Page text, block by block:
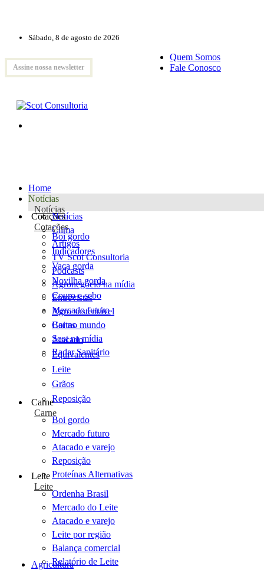
Sábado, 8 de agosto de 2026
Assine nossa newsletter
Quem Somos
Fale Conosco
Home
Notícias
Notícias
Notícias
Clima
Artigos
TV Scot Consultoria
Podcasts
Agronegócio na mídia
Entrevistas
Agro sustentável
Cartas
Scot na mídia
Radar Sanitário
Cotações
Cotações
Boi gordo
Indicadores
Vaca gorda
Novilha gorda
Couro e sebo
Mercado futuro
Boi no mundo
Atacado
Equivalentes
Leite
Grãos
Reposição
Carne
Carne
Boi gordo
Mercado futuro
Atacado e varejo
Reposição
Proteínas Alternativas
Leite
Leite
Ordenha Brasil
Mercado do Leite
Atacado e varejo
Leite por região
Balança comercial
Relatório de Leite
Agricultura